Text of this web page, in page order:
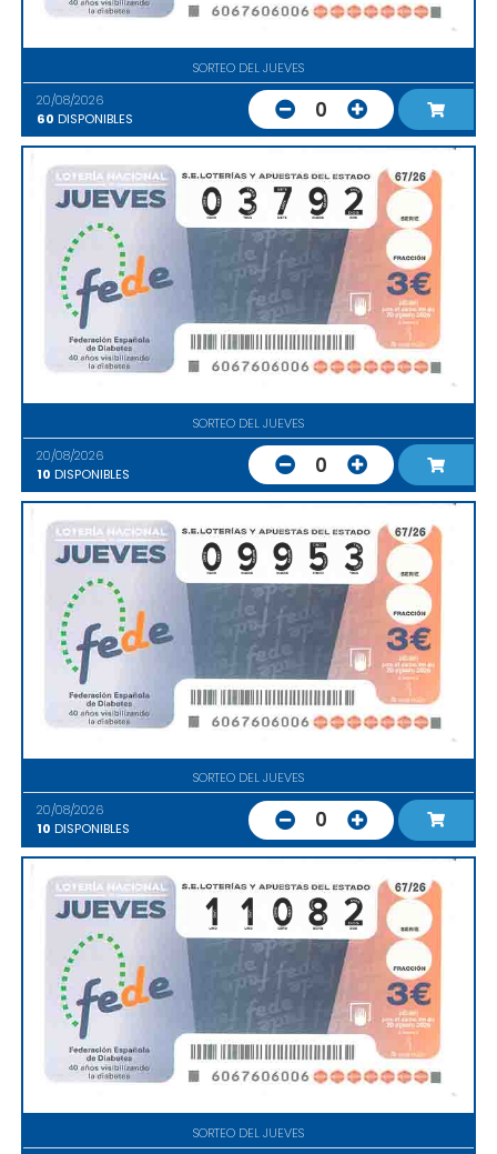
SORTEO DEL JUEVES
20/08/2026
60 DISPONIBLES 0
SORTEO DEL JUEVES
20/08/2026
10 DISPONIBLES 0
SORTEO DEL JUEVES
20/08/2026
10 DISPONIBLES 0
SORTEO DEL JUEVES